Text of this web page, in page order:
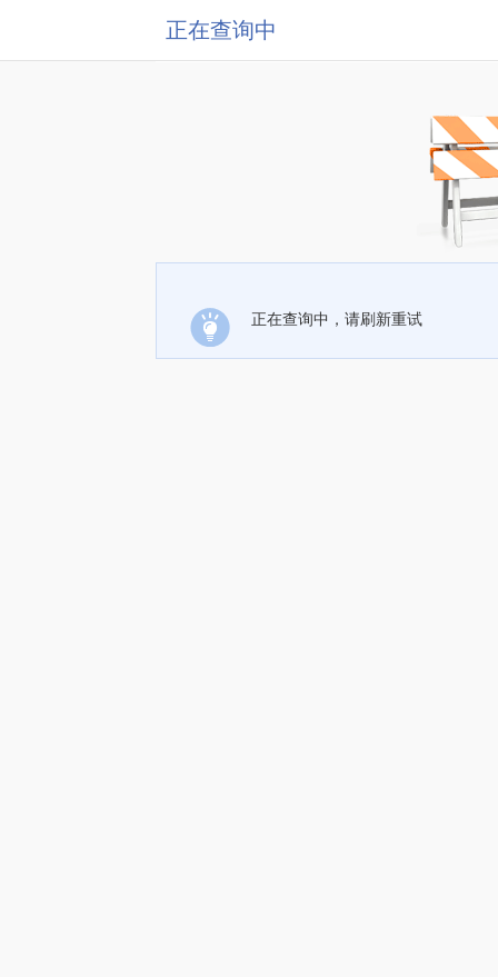
正在查询中
正在查询中，请刷新重试